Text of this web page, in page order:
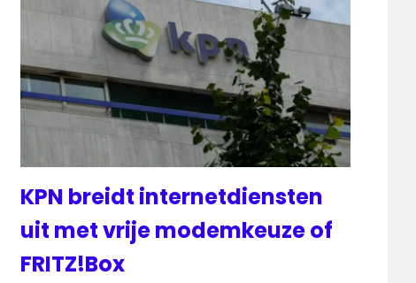
KPN breidt internetdiensten
uit met vrije modemkeuze of
FRITZ!Box